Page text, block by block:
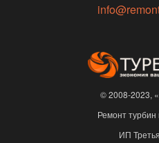
© 2008-2023,
Ремонт
ИП